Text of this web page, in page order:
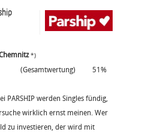
*)
(Gesamtwertung)
51%
PARSHIP werden Singles fündig,
wirklich ernst meinen. Wer
zu investieren, der wird mit